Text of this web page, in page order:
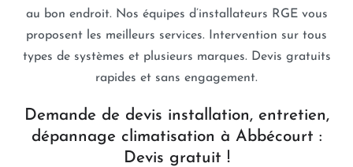
au bon endroit. Nos équipes d’installateurs RGE vous
proposent les meilleurs services. Intervention sur tous
types de systèmes et plusieurs marques. Devis gratuits
rapides et sans engagement.
Demande de devis installation, entretien,
dépannage climatisation à Abbécourt :
Devis gratuit !